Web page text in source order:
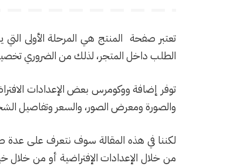
تعتبر صفحة المنتج هي المرحلة الأولى
الطلب داخل المتجر، لذلك من الضروري
توفر إضافة ووكومرس بعض الإعدادات
والصورة ومعرض الصور، والسعر وتفاصيل
لكننا في هذه المقالة سوف نتعرف على
من خلال الإعدادات الإفتراضية أو من خلال